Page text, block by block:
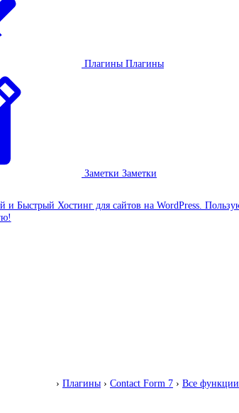
Плагины Плагины
Заметки Заметки
› Плагины › Contact Form 7 › Все функции